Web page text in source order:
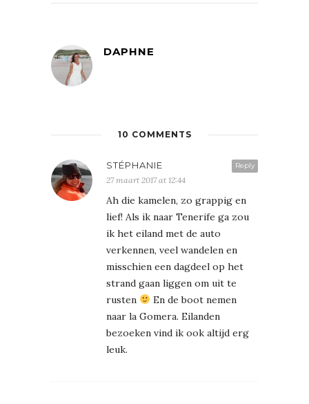
DAPHNE
10 COMMENTS
Reply
STÉPHANIE
27 maart 2017 at 12:44
Ah die kamelen, zo grappig en
lief! Als ik naar Tenerife ga zou
ik het eiland met de auto
verkennen, veel wandelen en
misschien een dagdeel op het
strand gaan liggen om uit te
rusten
En de boot nemen
naar la Gomera. Eilanden
bezoeken vind ik ook altijd erg
leuk.